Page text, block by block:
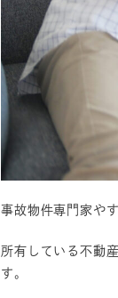
事故物件専門家や
所有している不動
す。